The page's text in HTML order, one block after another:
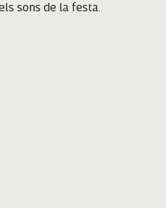
sons de la festa.